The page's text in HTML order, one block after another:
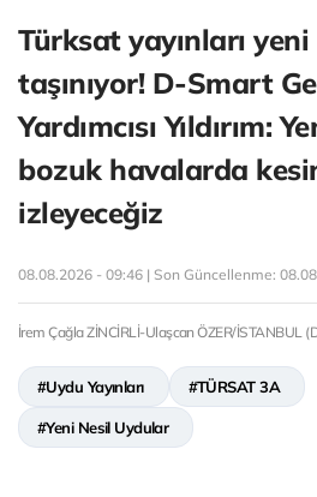
Türksat yayınları
taşınıyor! D-Smart
Yardımcısı Yıldırım:
bozuk havalarda
izleyeceğiz
08.08.2026 - 09:46 | Son Güncellenme:
İrem Çağla ZİNCİRLİ-Ulaşcan ÖZER/İSTANBUL
#Uydu Yayınları #TÜRSAT 3A
#Yeni Nesil Uydular